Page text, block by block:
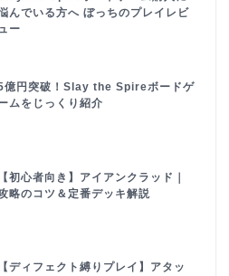
んでいる方へ ぼっちのプレイレビ
ー
億円突破！Slay the Spireボードゲ
ムをじっくり紹介
【初心者向き】アイアンクラッド｜
略のコツ＆定番デッキ解説
【ディフェクト縛りプレイ】アタッ